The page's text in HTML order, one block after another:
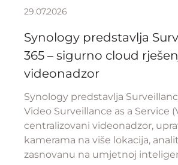
29.07.2026
Synology predstavlja
365 – sigurno cloud
videonadzor
Synology predstavlja
Video Surveillance as a Service
centralizovani videonadzor,
kamerama na više lokacija,
zasnovanu na umjetnoj